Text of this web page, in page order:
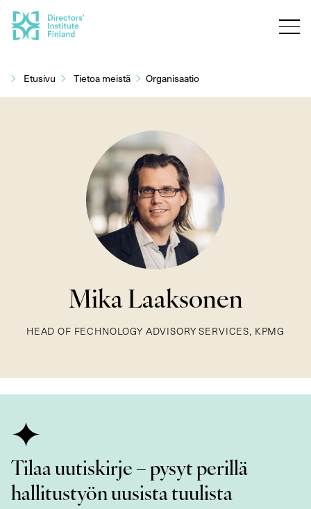
sisältöön
Etusivu Tietoa meistä Organisaatio
Mika Laaksonen
HEAD OF FECHNOLOGY ADVISORY SERVICES, KPMG
Tilaa uutiskirje – pysyt perillä
hallitustyön uusista tuulista